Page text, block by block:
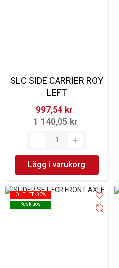
SLC SIDE CARRIER ROY
LEFT
997,54 kr‎
1 140,05 kr‎
Lägg i varukorg
OUTLET -30%
Kesklaos
OUTLET -30%
Kesklaos